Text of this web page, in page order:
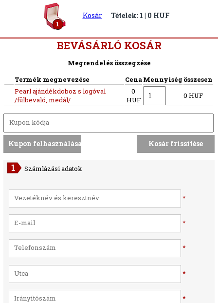
1
Kosár Tételek: 1 | 0 HUF
BEVÁSÁRLÓ KOSÁR
Megrendelés összegzése
Termék megnevezése
CenaMennyiség összesen
Pearl ajándékdoboz s logóval
/fülbevaló, medál/
0
HUF
0 HUF
Számlázási adatok
*
*
*
*
*